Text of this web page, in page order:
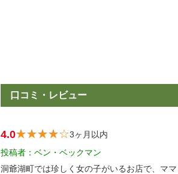
口コミ・レビュー
4.0
3ヶ月以内
投稿者：ベン・ベックマン
洞爺湖町では珍しく女の子がいるお店で、マ